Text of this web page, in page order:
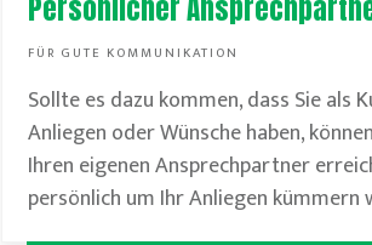
Persönlicher
FÜR GUTE KOMMUNIKATION
Sollte es dazu kommen, dass Sie als
Anliegen oder Wünsche haben,
Ihren eigenen Ansprechpartner
persönlich um Ihr Anliegen kümmern